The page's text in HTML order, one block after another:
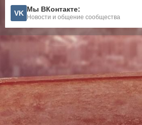
VK Мы ВКонтакте:
Новости и общение сообщества